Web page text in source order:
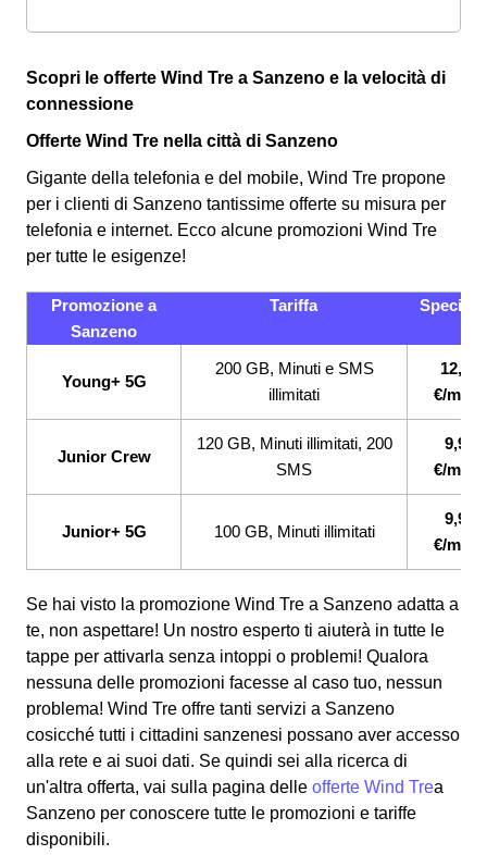
Scopri le offerte Wind Tre a Sanzeno e la velocità di
connessione
Offerte Wind Tre nella città di Sanzeno
Gigante della telefonia e del mobile, Wind Tre propone
per i clienti di Sanzeno tantissime offerte su misura per
telefonia e internet. Ecco alcune promozioni Wind Tre
per tutte le esigenze!
Promozione a
Sanzeno
Tariffa
Young+ 5G
200 GB, Minuti e SMS
illimitati
12,99
€/mese
Junior Crew
120 GB, Minuti illimitati, 200
SMS
9,99
€/mese
Junior+ 5G 100 GB, Minuti illimitati
9,99
€/mese
Se hai visto la promozione Wind Tre a Sanzeno adatta a
te, non aspettare! Un nostro esperto ti aiuterà in tutte le
tappe per attivarla senza intoppi o problemi! Qualora
nessuna delle promozioni facesse al caso tuo, nessun
problema! Wind Tre offre tanti servizi a Sanzeno
cosicché tutti i cittadini sanzenesi possano aver accesso
alla rete e ai suoi dati. Se quindi sei alla ricerca di
un'altra offerta, vai sulla pagina delle offerte Wind Trea
Sanzeno per conoscere tutte le promozioni e tariffe
disponibili.